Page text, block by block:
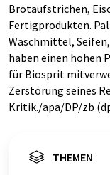
Brotaufstrichen,
Fertigprodukten.
Waschmittel,
haben einen hohen
für Biosprit
Zerstörung seines
Kritik./apa/DP/zb
THEMEN